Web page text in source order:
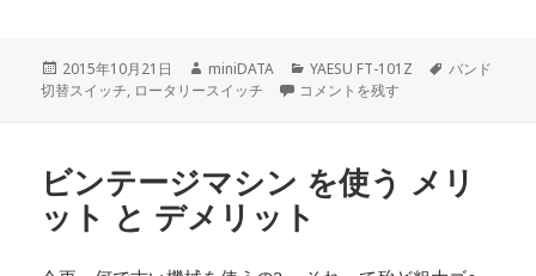
投
稿
2015年10月21日
作
成
miniDATA
カ
テ
YAESU FT-101Z
タ
バンド
切替スイッチ, ロータリースイッチ ビンテージマシンのアキレス腱 に
コメントを残す
ビンテージマシン を使う メリ
ット と デメリット